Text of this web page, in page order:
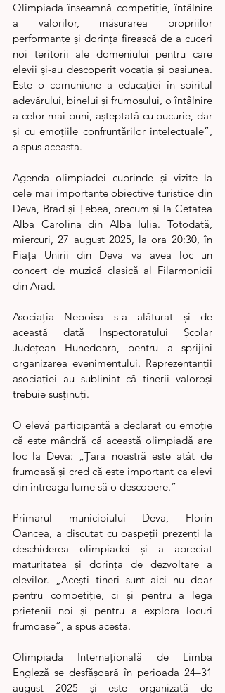
Olimpiada înseamnă competiție, întâlnire
a valorilor, măsurarea propriilor
performanțe și dorința firească de a cuceri
noi teritorii ale domeniului pentru care
elevii și-au descoperit vocația și pasiunea.
Este o comuniune a educației în spiritul
adevărului, binelui și frumosului, o întâlnire
a celor mai buni, așteptată cu bucurie, dar
și cu emoțiile confruntărilor intelectuale”,
a spus aceasta.
Agenda olimpiadei cuprinde și vizite la
cele mai importante obiective turistice din
Deva, Brad și Țebea, precum și la Cetatea
Alba Carolina din Alba Iulia. Totodată,
miercuri, 27 august 2025, la ora 20:30, în
Piața Unirii din Deva va avea loc un
concert de muzică clasică al Filarmonicii
din Arad.
Asociația Neboisa s-a alăturat și de
această dată Inspectoratului Școlar
Județean Hunedoara, pentru a sprijini
organizarea evenimentului. Reprezentanții
asociației au subliniat că tinerii valoroși
trebuie susținuți.
O elevă participantă a declarat cu emoție
că este mândră că această olimpiadă are
loc la Deva: „Țara noastră este atât de
frumoasă și cred că este important ca elevi
din întreaga lume să o descopere.”
Primarul municipiului Deva, Florin
Oancea, a discutat cu oaspeții prezenți la
deschiderea olimpiadei și a apreciat
maturitatea și dorința de dezvoltare a
elevilor. „Acești tineri sunt aici nu doar
pentru competiție, ci și pentru a lega
prietenii noi și pentru a explora locuri
frumoase”, a spus acesta.
Olimpiada Internațională de Limba
Engleză se desfășoară în perioada 24–31
august 2025 și este organizată de